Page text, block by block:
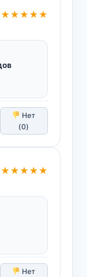
★★★★★
Нет
(0)
★★★★★
Нет